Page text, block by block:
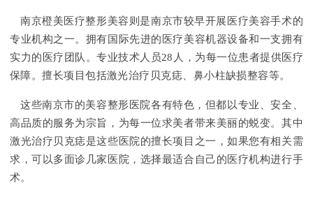
南京橙美医疗整形美容则是南京市较早开展医疗美容手术的
专业机构之一。拥有国际先进的医疗美容机器设备和一支拥有
实力的医疗团队。专业技术人员28人，为每一位患者提供医疗
保障。擅长项目包括激光治疗贝克痣、鼻小柱缺损整容等。
这些南京市的美容整形医院各有特色，但都以专业、安全、
高品质的服务为宗旨，为每一位求美者带来美丽的蜕变。其中
激光治疗贝克痣是这些医院的擅长项目之一，如果您有相关需
求，可以多面诊几家医院，选择最适合自己的医疗机构进行手
术。